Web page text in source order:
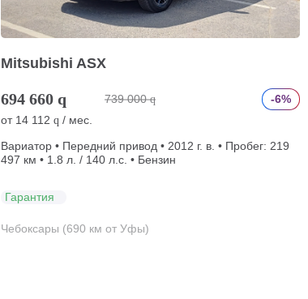
Mitsubishi ASX
694 660 q 739 000 q
-6%
от 14 112 q / мес.
Вариатор • Передний привод • 2012 г. в. • Пробег: 219
497 км • 1.8 л. / 140 л.с. • Бензин
Гарантия
Чебоксары (690 км от Уфы)